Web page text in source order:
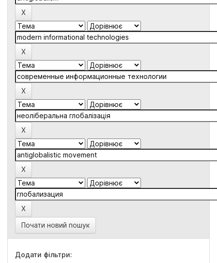
Почати новий пошук
Додати фільтри: